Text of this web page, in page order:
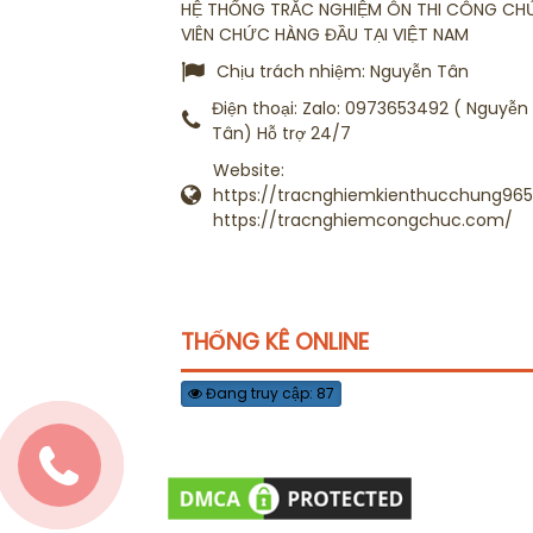
HỆ THỐNG TRẮC NGHIỆM ÔN THI CÔNG
VIÊN CHỨC HÀNG ĐẦU TẠI VIỆT NAM
Chịu trách nhiệm: Nguyễn Tân
Điện thoại: Zalo: 0973653492 ( Nguyễn
Tân) Hỗ trợ 24/7
Website:
https://
https://tracnghiemcongchuc.com/
THỐNG KÊ ONLINE
Đang truy cập: 87